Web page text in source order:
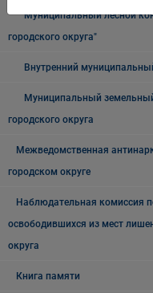
Муниципальный лесной
городского округа"
Внутренний
Муниципальный
городского округа
Межведомственная
городском округе
Наблюдательная комиссия
освободившихся из мест
округа
Книга памяти